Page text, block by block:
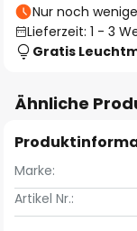
Nur noch
Lieferzeit: 1 - 3
Gratis
Ähnliche
Marke:
Artikel Nr.: